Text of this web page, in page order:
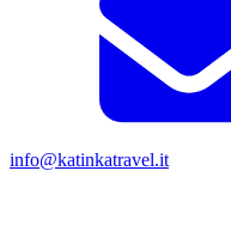
info@katinkatravel.it